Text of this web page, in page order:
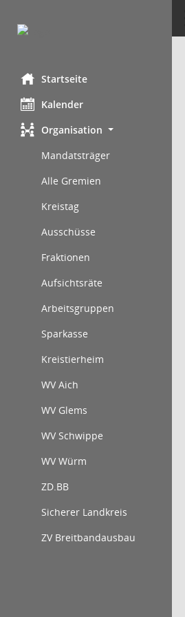
Startseite
Kalender
Organisation
Mandatsträger
Alle Gremien
Kreistag
Ausschüsse
Fraktionen
Aufsichtsräte
Arbeitsgruppen
Sparkasse
Kreistierheim
WV Aich
WV Glems
WV Schwippe
WV Würm
ZD.BB
Sicherer Landkreis
ZV Breitbandausbau